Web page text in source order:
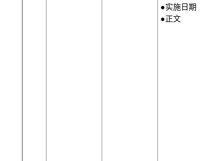
●实施日期
●正文